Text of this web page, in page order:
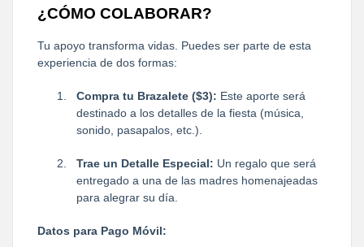
¿CÓMO COLABORAR?
Tu apoyo transforma vidas. Puedes ser parte de esta
experiencia de dos formas:
1. Compra tu Brazalete ($3): Este aporte será
destinado a los detalles de la fiesta (música,
sonido, pasapalos, etc.).
2. Trae un Detalle Especial: Un regalo que será
entregado a una de las madres homenajeadas
para alegrar su día.
Datos para Pago Móvil: